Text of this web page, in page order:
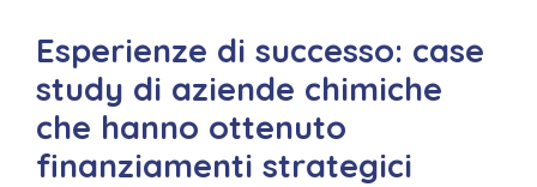
Esperienze di successo: case
study di aziende chimiche
che hanno ottenuto
finanziamenti strategici